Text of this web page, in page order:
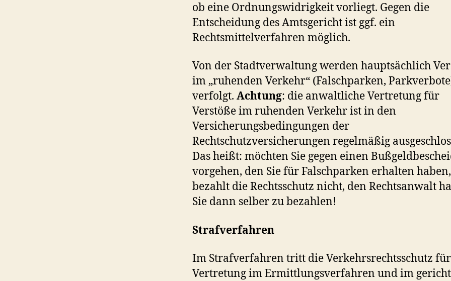
ob eine Ordnungswidrigkeit vorliegt. Gegen die
Entscheidung des Amtsgericht ist ggf. ein
Rechtsmittelverfahren möglich.
Von der Stadtverwaltung werden hauptsächlich
im „ruhenden Verkehr“ (Falschparken,
verfolgt. Achtung: die anwaltliche Vertretung für
Verstöße im ruhenden Verkehr ist in den
Versicherungsbedingungen der
Rechtschutzversicherungen regelmäßig
Das heißt: möchten Sie gegen einen
vorgehen, den Sie für Falschparken erhalten haben,
bezahlt die Rechtsschutz nicht, den Rechtsanwalt
Sie dann selber zu bezahlen!
Strafverfahren
Im Strafverfahren tritt die Verkehrsrechtsschutz
Vertretung im Ermittlungsverfahren und im